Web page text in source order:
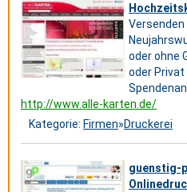
oder ohne
oder
http://www.alle-karten.de/
Kategorie: Firmen»Druckerei
guenstig-